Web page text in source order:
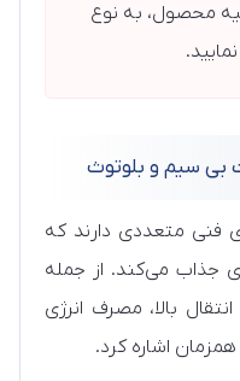
محصول، به نوع
بی سیم و بلوتوث
فنی متعددی دارند که
جذاب می‌کند. از جمله
بالا، مصرف انرژی
اشاره کرد.